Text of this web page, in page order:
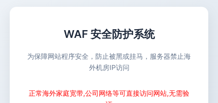
WAF 安全防护系统
为保障网站程序安全，防止被黑或挂马，服务器禁止海
外机房IP访问
正常海外家庭宽带,公司网络等可直接访问网站,无需验